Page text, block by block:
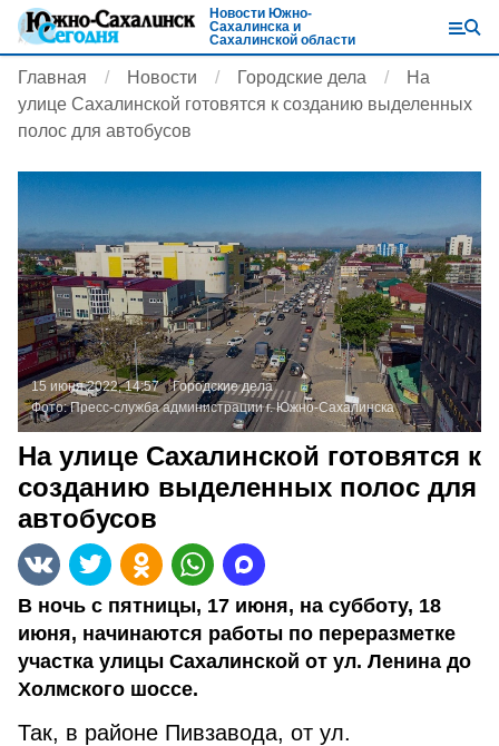
Новости Южно-
Сахалинска и
Сахалинской области
Главная Новости Городские дела
На
улице Сахалинской готовятся к созданию выделенных
полос для автобусов
15 июня 2022, 14:57
Городские дела
Фото:Пресс-служба администрации г. Южно-Сахалинска
На улице Сахалинской готовятся к
созданию выделенных полос для
автобусов
В ночь с пятницы, 17 июня, на субботу, 18
июня, начинаются работы по переразметке
участка улицы Сахалинской от ул. Ленина до
Холмского шоссе.
Так, в районе Пивзавода, от ул.